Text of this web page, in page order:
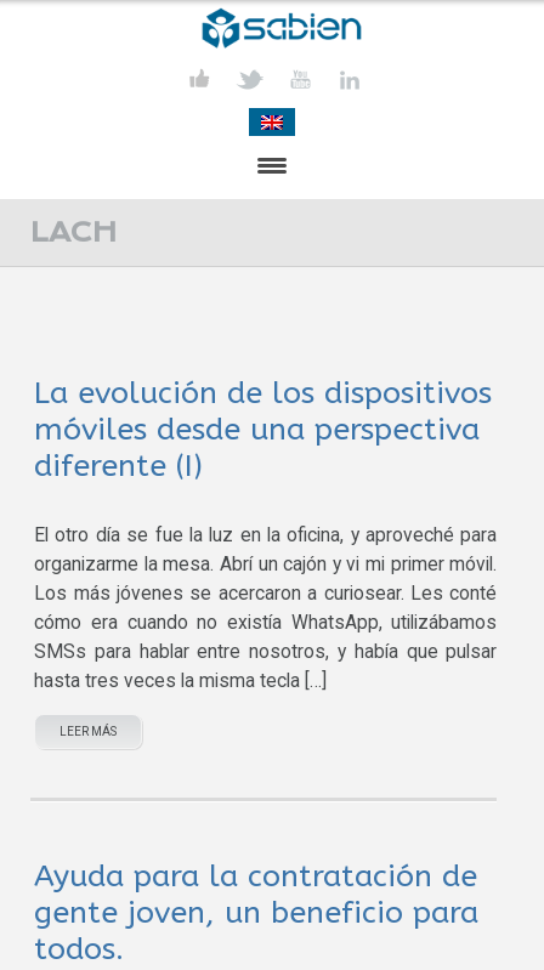
PRESENTACIÓN
ACTIVIDADES
COMUNICACIÓN
LACH
La evolución de los dispositivos
móviles desde una perspectiva
diferente (I)
El otro día se fue la luz en la oficina, y aproveché para
organizarme la mesa. Abrí un cajón y vi mi primer móvil.
Los más jóvenes se acercaron a curiosear. Les conté
cómo era cuando no existía WhatsApp, utilizábamos
SMSs para hablar entre nosotros, y había que pulsar
hasta tres veces la misma tecla […]
LEER MÁS
Ayuda para la contratación de
gente joven, un beneficio para
todos.